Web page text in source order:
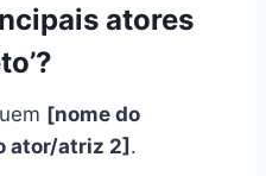
atores
[nome do
ator/atriz 2].